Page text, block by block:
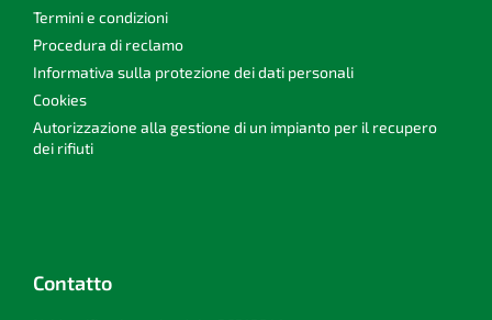
Termini e condizioni
Procedura di reclamo
Informativa sulla protezione dei dati personali
Cookies
Autorizzazione alla gestione di un impianto per il recupero
dei rifiuti
Contatto